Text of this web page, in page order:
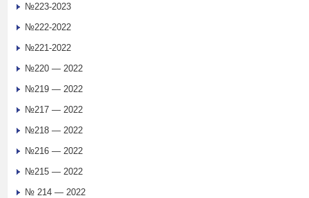
№223-2023
№222-2022
№221-2022
№220 — 2022
№219 — 2022
№217 — 2022
№218 — 2022
№216 — 2022
№215 — 2022
№ 214 — 2022